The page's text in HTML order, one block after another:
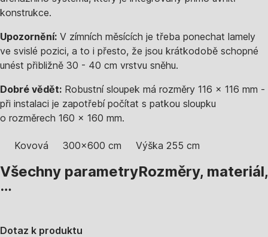
konstrukce.
Upozornění: V zímních měsících je třeba ponechat lamely
ve svislé pozici, a to i přesto, že jsou krátkodobě schopné
unést přibližně 30 - 40 cm vrstvu sněhu.
Dobré vědět: Robustní sloupek má rozměry 116 x 116 mm -
při instalaci je zapotřebí počítat s patkou sloupku
o rozměrech 160 x 160 mm.
Kovová 300x600 cm Výška 255 cm
Všechny parametryRozměry, materiál,
…
Dotaz k produktu